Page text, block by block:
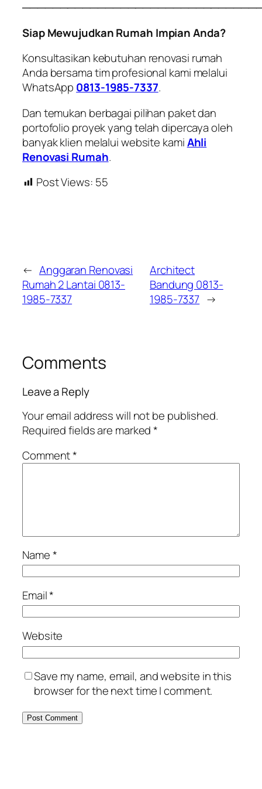
Siap Mewujudkan Rumah Impian Anda?
Konsultasikan kebutuhan renovasi rumah
Anda bersama tim profesional kami melalui
WhatsApp 0813-1985-7337.
Dan temukan berbagai pilihan paket dan
portofolio proyek yang telah dipercaya oleh
banyak klien melalui website kamiAhli
Renovasi Rumah.
Post Views: 55
← Anggaran Renovasi
Rumah 2 Lantai 0813-
1985-7337
Architect
Bandung 0813-
1985-7337 →
Comments
Leave a Reply
Your email address will not be published.
Required fields are marked*
Comment*
Name*
Email*
Website
Save my name, email, and website in this
browser for the next time I comment.